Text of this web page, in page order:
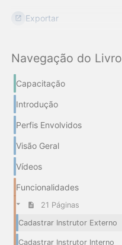
Exportar
Navegação do Livro
Capacitação
Introdução
Perfis Envolvidos
Visão Geral
Vídeos
Funcionalidades
21 Páginas
Cadastrar Instrutor Externo
Cadastrar Instrutor Interno